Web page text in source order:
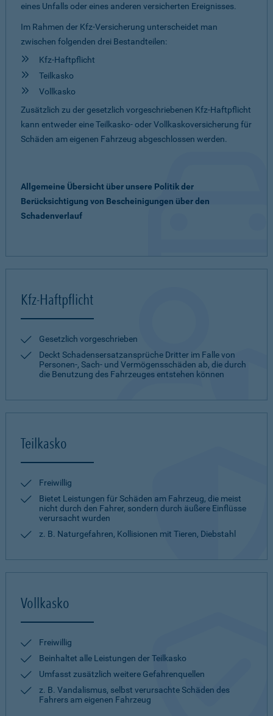
eines Unfalls oder eines anderen versicherten Ereignisses.
Im Rahmen der Kfz-Versicherung unterscheidet man
zwischen folgenden drei Bestandteilen:
Kfz-Haftpflicht
Teilkasko
Vollkasko
Zusätzlich zu der gesetzlich vorgeschriebenen Kfz-Haftpflicht
kann entweder eine Teilkasko- oder Vollkaskoversicherung für
Schäden am eigenen Fahrzeug abgeschlossen werden.
Allgemeine Übersicht über unsere Politik der
Berücksichtigung von Bescheinigungen über den
Schadenverlauf
Kfz-Haftpflicht
Gesetzlich vorgeschrieben
Deckt Schadensersatzansprüche Dritter im Falle von
Personen-, Sach- und Vermögensschäden ab, die durch
die Benutzung des Fahrzeuges entstehen können
Teilkasko
Freiwillig
Bietet Leistungen für Schäden am Fahrzeug, die meist
nicht durch den Fahrer, sondern durch äußere Einflüsse
verursacht wurden
z. B. Naturgefahren, Kollisionen mit Tieren, Diebstahl
Vollkasko
Freiwillig
Beinhaltet alle Leistungen der Teilkasko
Umfasst zusätzlich weitere Gefahrenquellen
z. B. Vandalismus, selbst verursachte Schäden des
Fahrers am eigenen Fahrzeug